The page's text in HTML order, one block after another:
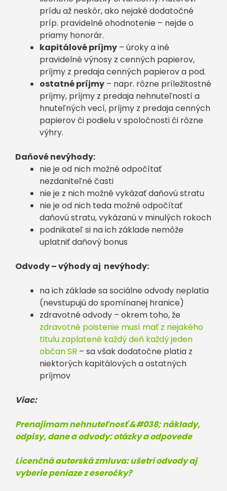
prídu až neskôr, ako nejaké dodatočné
príp. pravidelné ohodnotenie – nejde o
priamy honorár.
kapitálové príjmy – úroky a iné
pravidelné výnosy z cenných papierov,
príjmy z predaja cenných papierov a pod.
ostatné príjmy – napr. rôzne príležitostné
príjmy, príjmy z predaja nehnuteľností a
hnuteľných vecí, príjmy z predaja cenných
papierov či podielu v spoločnosti či rôzne
výhry.
Daňové nevýhody:
nie je od nich možné odpočítať
nezdaniteľné časti
nie je z nich možné vykázať daňovú stratu
nie je od nich teda možné odpočítať
daňovú stratu, vykázanú v minulých rokoch
podnikateľ si na ich základe nemôže
uplatniť daňový bonus
Odvody – výhody aj nevýhody:
na ich základe sa sociálne odvody neplatia
(nevstupujú do spomínanej hranice)
zdravotné odvody – okrem toho, že
zdravotné poistenie musí mať z nejakého
titulu zaplatené každý deň každý jeden
občan SR – sa však dodatočne platia z
niektorých kapitálových a ostatných
príjmov
Viac:
Prenajímam nehnuteľnosť &#038; náklady,
odpisy, dane a odvody: otázky a odpovede
Licenčná autorská zmluva: ušetrí odvody aj
vyberie peniaze z eseročky?